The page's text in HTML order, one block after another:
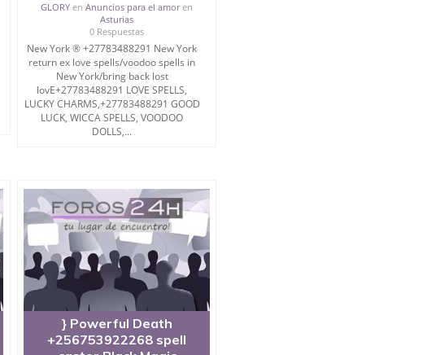
GLORY enAnuncios para el amoren
Asturias
0 Respuestas
New York ® +27783488291 New York
return ex love spells/voodoo spells in
New York/bring back lost
lovE+27783488291 LOVE SPELLS,
LUCKY CHARMS,+27783488291 GOOD
LUCK, WICCA SPELLS, VOODOO
DOLLS,...
} Powerful Death
+256753922268 spell